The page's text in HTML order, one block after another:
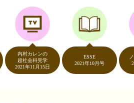
はじめました。空いた時間にスマホで買
が、モッピーを経由するだけでショップ
ントが二重で貯まることを知り、ビック
ピングをモッピーを経由するだけでポイ
早く教えてほしかった～！貯まったポイ
プチ贅沢を楽しんでます♪
内村カレンの
超社会科見学
2021年11月15日
2021年10月号
ノンス
2020